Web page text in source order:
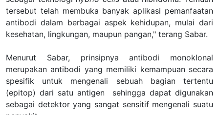
tersebut telah membuka banyak aplikasi pemanfaatan
antibodi dalam berbagai aspek kehidupan, mulai dari
kesehatan, lingkungan, maupun pangan," terang Sabar.
Menurut Sabar, prinsipnya antibodi monoklonal
merupakan antibodi yang memiliki kemampuan secara
spesifik untuk mengenali sebuah bagian tertentu
(epitop) dari satu antigen sehingga dapat digunakan
sebagai detektor yang sangat sensitif mengenali suatu